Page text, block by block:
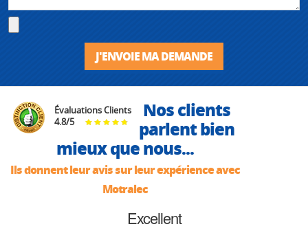
J'ENVOIE MA DEMANDE
Évaluations Clients
4.8/5
Nos clients
parlent bien
mieux que nous...
Ils donnent leur avis sur leur expérience avec
Motralec
Excellent